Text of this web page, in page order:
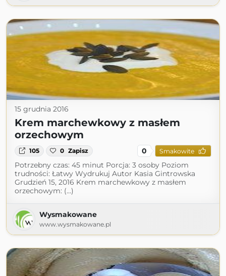
15 grudnia 2016
Krem marchewkowy z masłem
orzechowym
105 0 Zapisz 0 Smakowite
Potrzebny czas: 45 minut Porcja: 3 osoby Poziom
trudności: Łatwy Wydrukuj Autor Kasia Gintrowska
Grudzień 15, 2016 Krem marchewkowy z masłem
orzechowym: (...)
Wysmakowane
www.wysmakowane.pl